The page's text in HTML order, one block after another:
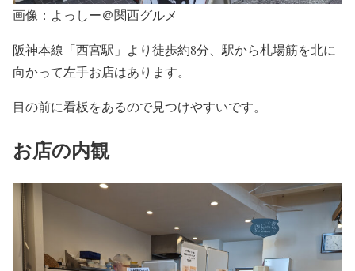
画像：よっしー＠関西グルメ
阪神本線「西宮駅」より徒歩約8分、駅から札場筋を北に
向かって左手お店はあります。
目の前に看板をあるので見つけやすいです。
お店の内観